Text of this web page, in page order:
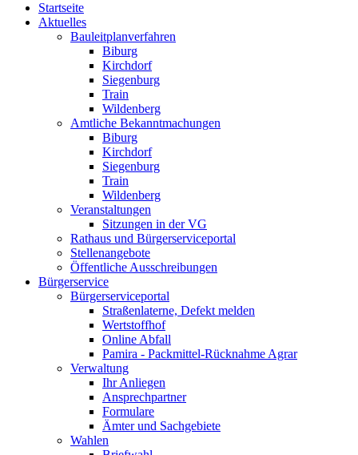
Startseite
Aktuelles
Bauleitplanverfahren
Biburg
Kirchdorf
Siegenburg
Train
Wildenberg
Amtliche Bekanntmachungen
Biburg
Kirchdorf
Siegenburg
Train
Wildenberg
Veranstaltungen
Sitzungen in der VG
Rathaus und Bürgerserviceportal
Stellenangebote
Öffentliche Ausschreibungen
Bürgerservice
Bürgerserviceportal
Straßenlaterne, Defekt melden
Wertstoffhof
Online Abfall
Pamira - Packmittel-Rücknahme Agrar
Verwaltung
Ihr Anliegen
Ansprechpartner
Formulare
Ämter und Sachgebiete
Wahlen